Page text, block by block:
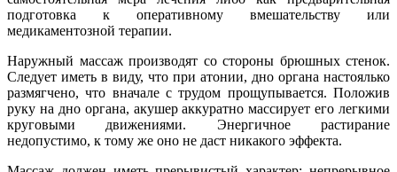
подготовка к оперативному вмешательству или
медикаментозной терапии.
Наружный массаж производят со стороны брюшных стенок.
Следует иметь в виду, что при атонии, дно органа настоялько
размягчено, что вначале с трудом прощупывается. Положив
руку на дно органа, акушер аккуратно массирует его легкими
круговыми движениями. Энергичное растирание
недопустимо, к тому же оно не даст никакого эффекта.